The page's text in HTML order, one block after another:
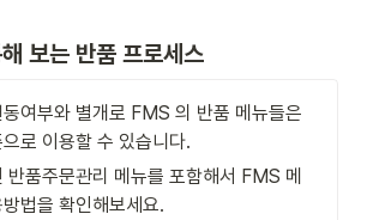
보는 반품 프로세스
여부와 별개로 FMS 의 반품 메뉴들은
로 이용할 수 있습니다.
반품주문관리 메뉴를 포함해서 FMS 메
법을 확인해보세요.